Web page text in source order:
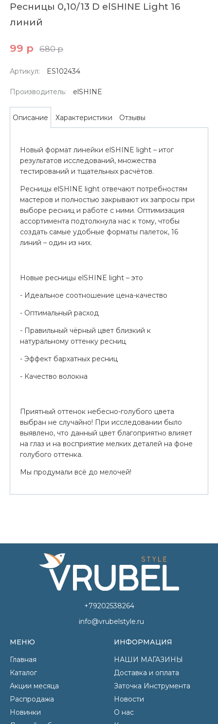
Ресницы 0,10/13 D elSHINE Light 16
линий
99 р 680 р
Артикул: ES102434
Производитель: elSHINE
Описание Характеристики Отзывы
Новый формат линейки elSHINE light – итог
результатов исследований, множества
тестирований и тщательных расчётов.
Ресницы elSHINE light отвечают потребностям
мастеров и полностью закрывают их запросы при
выборе ресниц и работе с ними. Оптимизация
ассортимента подтолкнула нас к тому, чтобы
создать самые удобные форматы палеток, 16
линий – один из них.
Новые ресницы elSHINE light – это
- Идеальное соотношение цена-качество
- Оптимальный расход
- Правильный чёрный цвет близкий к
натуральному оттенку ресниц
- Эффект бархатных ресниц
- Качество волокна
Приятный оттенок небесно-голубого цвета
выбран не случайно! При исследовании было
выявлено, что данный цвет благоприятно влияет
на глаз и на восприятие мелких деталей на фоне
голубого оттенка.
Мы продумали всё до мелочей!
+79202538264
info@vrubelstyle.ru
МЕНЮ
Главная
Каталог
Акции месяца
Распродажа
Новинки
ИНФОРМАЦИЯ
НАШИ МАГАЗИНЫ
Доставка и оплата
Заточка Инструмента
Новости
О нас